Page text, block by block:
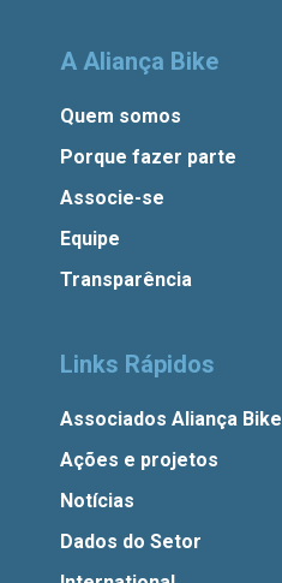
A Aliança Bike
Quem somos
Porque fazer parte
Associe-se
Equipe
Transparência
Links Rápidos
Associados Aliança Bike
Ações e projetos
Notícias
Dados do Setor